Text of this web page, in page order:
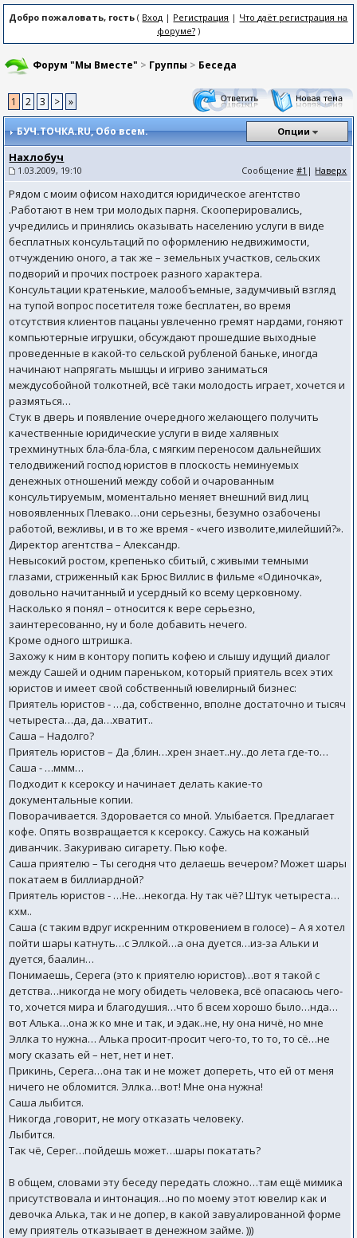
Добро пожаловать, гость ( Вход | Регистрация | Что даёт регистрация на
форуме?)
Форум "Мы Вместе" > Группы > Беседа
1 2 3 > »
БУЧ.ТОЧКА.RU, Обо всем. Опции
Нахлобуч
1.03.2009, 19:10 Сообщение#1 | Наверх
Рядом с моим офисом находится юридическое агентство
.Работают в нем три молодых парня. Скооперировались,
учредились и принялись оказывать населению услуги в виде
бесплатных консультаций по оформлению недвижимости,
отчуждению оного, а так же – земельных участков, сельских
подворий и прочих построек разного характера.
Консультации кратенькие, малообъемные, задумчивый взгляд
на тупой вопрос посетителя тоже бесплатен, во время
отсутствия клиентов пацаны увлеченно гремят нардами, гоняют
компьютерные игрушки, обсуждают прошедшие выходные
проведенные в какой-то сельской рубленой баньке, иногда
начинают напрягать мышцы и игриво заниматься
междусобойной толкотней, всё таки молодость играет, хочется и
размяться…
Стук в дверь и появление очередного желающего получить
качественные юридические услуги в виде халявных
трехминутных бла-бла-бла, с мягким переносом дальнейших
телодвижений господ юристов в плоскость неминуемых
денежных отношений между собой и очарованным
консультируемым, моментально меняет внешний вид лиц
новоявленных Плевако…они серьезны, безумно озабочены
работой, вежливы, и в то же время - «чего изволите,милейший?».
Директор агентства – Александр.
Невысокий ростом, крепенько сбитый, с живыми темными
глазами, стриженный как Брюс Виллис в фильме «Одиночка»,
довольно начитанный и усердный ко всему церковному.
Насколько я понял – относится к вере серьезно,
заинтересованно, ну и боле добавить нечего.
Кроме одного штришка.
Захожу к ним в контору попить кофею и слышу идущий диалог
между Сашей и одним пареньком, который приятель всех этих
юристов и имеет свой собственный ювелирный бизнес:
Приятель юристов - …да, собственно, вполне достаточно и тысяч
четыреста…да, да…хватит..
Саша – Надолго?
Приятель юристов – Да ,блин…хрен знает..ну..до лета где-то…
Саша - …ммм…
Подходит к ксероксу и начинает делать какие-то
документальные копии.
Поворачивается. Здоровается со мной. Улыбается. Предлагает
кофе. Опять возвращается к ксероксу. Сажусь на кожаный
диванчик. Закуриваю сигарету. Пью кофе.
Саша приятелю – Ты сегодня что делаешь вечером? Может шары
покатаем в биллиардной?
Приятель юристов - …Не…некогда. Ну так чё? Штук четыреста…
кхм..
Саша (с таким вдруг искренним откровением в голосе) – А я хотел
пойти шары катнуть…с Эллкой…а она дуется…из-за Альки и
дуется, баалин…
Понимаешь, Серега (это к приятелю юристов)…вот я такой с
детства…никогда не могу обидеть человека, всё опасаюсь чего-
то, хочется мира и благодушия…что б всем хорошо было…нда…
вот Алька…она ж ко мне и так, и эдак..не, ну она ничё, но мне
Эллка то нужна… Алька просит-просит чего-то, то то, то сё…не
могу сказать ей – нет, нет и нет.
Прикинь, Серега…она так и не может допереть, что ей от меня
ничего не обломится. Эллка…вот! Мне она нужна!
Саша лыбится.
Никогда ,говорит, не могу отказать человеку.
Лыбится.
Так чё, Серег…пойдешь может…шары покатать?
В общем, словами эту беседу передать сложно…там ещё мимика
присутствовала и интонация…но по моему этот ювелир как и
девочка Алька, так и не допер, в какой завуалированной форме
ему приятель отказывает в денежном займе. )))